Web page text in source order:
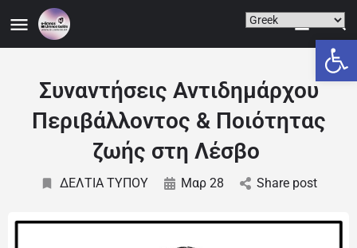
Συναντήσεις Αντιδημάρχου
Περιβάλλοντος & Ποιότητας
ζωής στη Λέσβο
ΔΕΛΤΙΑ ΤΥΠΟΥ Μαρ 28 Share post